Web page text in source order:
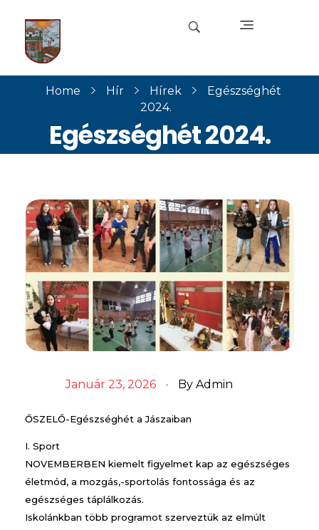
jaszaisuli.hu
Home Hír Hírek
Egészséghét
2024.
Egészséghét 2024.
Január 23, 2026 By Admin
ŐSZELŐ-Egészséghét a Jászaiban
I. Sport
NOVEMBERBEN kiemelt figyelmet kap az egészséges
életmód, a mozgás,-sportolás fontossága és az
egészséges táplálkozás.
Iskolánkban több programot szerveztük az elmúlt